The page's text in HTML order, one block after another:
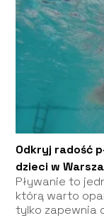
Odkryj radość
dzieci w
Pływanie to
którą warto
tylko zapewnia